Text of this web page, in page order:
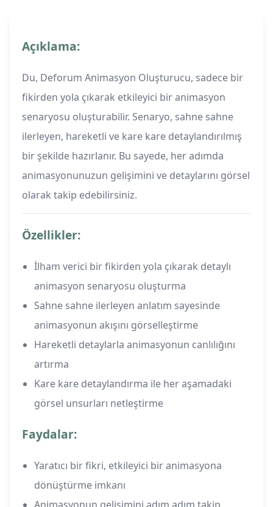
Açıklama:
Du, Deforum Animasyon Oluşturucu, sadece bir
fikirden yola çıkarak etkileyici bir animasyon
senaryosu oluşturabilir. Senaryo, sahne sahne
ilerleyen, hareketli ve kare kare detaylandırılmış
bir şekilde hazırlanır. Bu sayede, her adımda
animasyonunuzun gelişimini ve detaylarını görsel
olarak takip edebilirsiniz.
Özellikler:
İlham verici bir fikirden yola çıkarak detaylı
animasyon senaryosu oluşturma
Sahne sahne ilerleyen anlatım sayesinde
animasyonun akışını görselleştirme
Hareketli detaylarla animasyonun canlılığını
artırma
Kare kare detaylandırma ile her aşamadaki
görsel unsurları netleştirme
Faydalar:
Yaratıcı bir fikri, etkileyici bir animasyona
dönüştürme imkanı